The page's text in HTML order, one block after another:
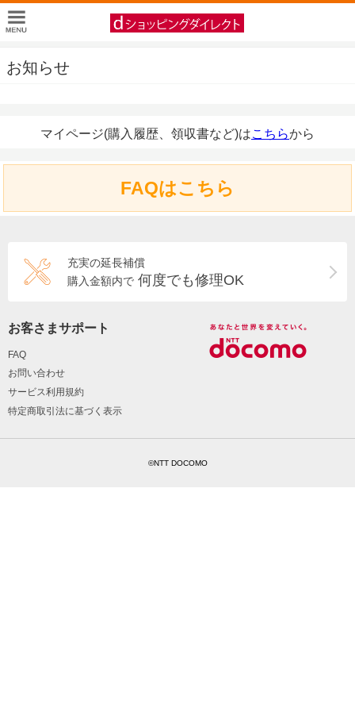
お知らせ
マイページ(購入履歴、領収書など)はこちらから
FAQはこちら
充実の延長補償
購入金額内で 何度でも修理OK
お客さまサポート
FAQ
お問い合わせ
サービス利用規約
特定商取引法に基づく表示
©NTT DOCOMO